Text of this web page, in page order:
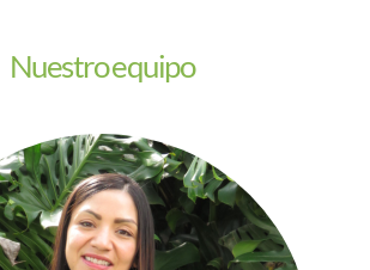
Nuestro equipo